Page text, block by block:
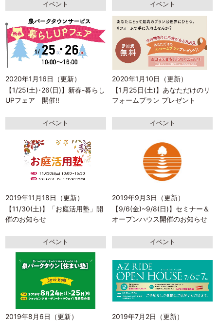
イベント
2020年1月16日（更新）
【1/25(土)･26(日)】新春-暮らし
UPフェア 開催!!
イベント
2020年1月10日（更新）
【1月25日(土)】あなただけのリ
フォームプラン プレゼント
イベント
2019年11月18日（更新）
【11/30(土)】「お庭活用塾」開
催のお知らせ
イベント
2019年9月3日（更新）
【9/6(金)~9/8(日)】セミナー＆
オープンハウス開催のお知らせ
イベント
2019年8月6日（更新）
イベント
2019年7月2日（更新）